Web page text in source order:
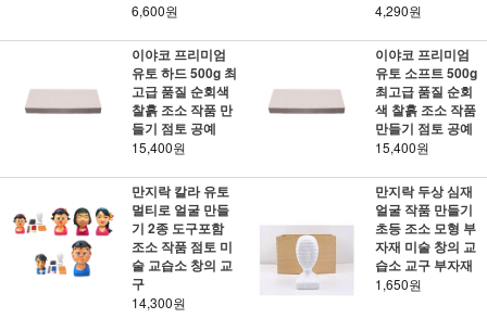
6,600원 4,290원
이야코 프리미엄
유토 하드 500g 최
고급 품질 순회색
찰흙 조소 작품 만
들기 점토 공예
15,400원
이야코 프리미엄
유토 소프트 500g
최고급 품질 순회
색 찰흙 조소 작품
만들기 점토 공예
15,400원
만지락 칼라 유토
멀티로 얼굴 만들
기 2종 도구포함
조소 작품 점토 미
술 교습소 창의 교
구
14,300원
만지락 두상 심재
얼굴 작품 만들기
초등 조소 모형 부
자재 미술 창의 교
습소 교구 부자재
1,650원